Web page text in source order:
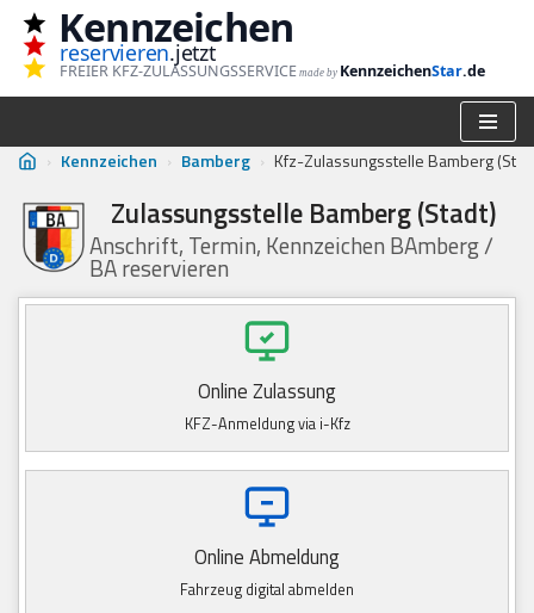
Zum
Inhalt
Kennzeichen
reservieren.jetzt
FREIER KFZ-ZULASSUNGSSERVICE made by KennzeichenStar.de
› Kennzeichen › Bamberg › Kfz-Zulassungsstelle Bamberg
Zulassungsstelle Bamberg (Stadt)
Anschrift, Termin, Kennzeichen BAmberg /
BA reservieren
Online Zulassung
KFZ-Anmeldung via i-Kfz
Online Abmeldung
Fahrzeug digital abmelden